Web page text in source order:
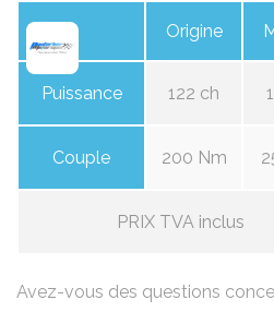
Origine
Puissance 122 ch
Couple 200 Nm
PRIX TVA inclus
Avez-vous des questions